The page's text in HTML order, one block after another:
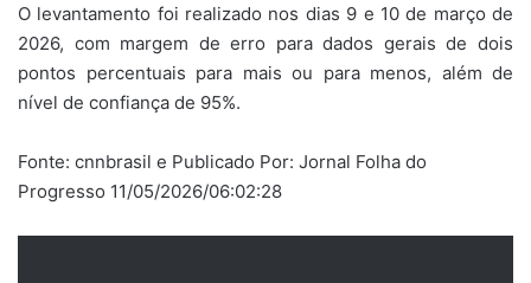
O levantamento foi realizado nos dias 9 e 10 de março de
2026, com margem de erro para dados gerais de dois
pontos percentuais para mais ou para menos, além de
nível de confiança de 95%.
Fonte: cnnbrasil e Publicado Por: Jornal Folha do
Progresso 11/05/2026/06:02:28